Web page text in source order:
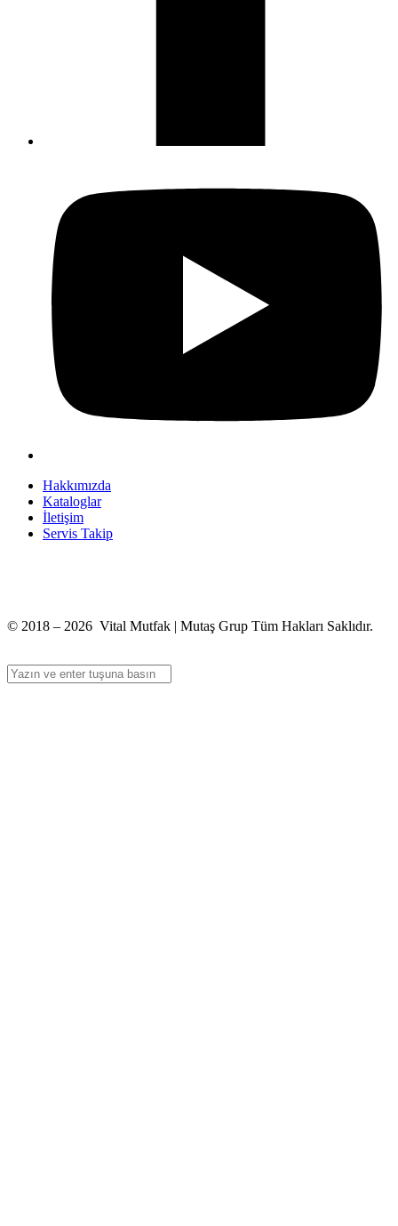
Hakkımızda
Kataloglar
İletişim
Servis Takip
© 2018 – 2026 Vital Mutfak | Mutaş Grup Tüm Hakları Saklıdır.